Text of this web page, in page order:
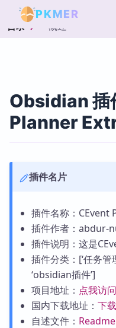
PKMER
目录 概述
Obsidian 插
Planner
插件名片
插件名称：CEvent
插件作者：abdur-
插件说明：这是
插件分类：[‘任务管
‘obsidian插件’]
项目地址： 点我访问
国内下载地址： 下
自述文件： Readme